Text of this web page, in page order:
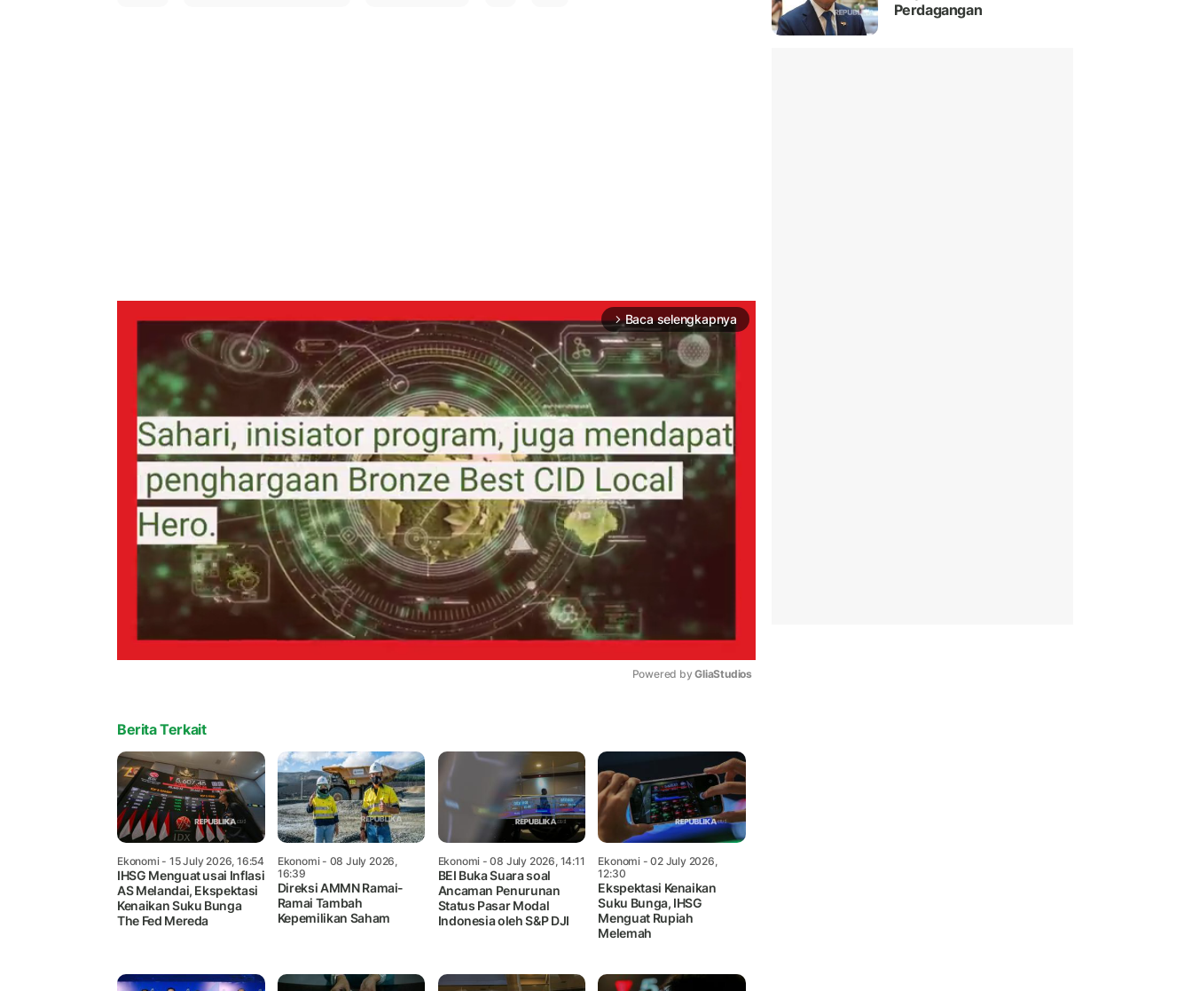
arrow_forward_ios Baca selengkapnya
Powered by GliaStudios
Berita Terkait
Ekonomi- 15 July 2026, 16:54
IHSG Menguat usai Inflasi
AS Melandai, Ekspektasi
Kenaikan Suku Bunga
The Fed Mereda
Ekonomi- 08 July 2026,
16:39
Direksi AMMN Ramai-
Ramai Tambah
Kepemilikan Saham
Ekonomi - 08 July 2026, 14:11
BEI Buka Suara soal
Ancaman Penurunan
Status Pasar Modal
Indonesia oleh S&P DJI
Ekonomi- 02 July 2026,
12:30
Ekspektasi Kenaikan
Suku Bunga, IHSG
Menguat Rupiah
Melemah
Perdagangan